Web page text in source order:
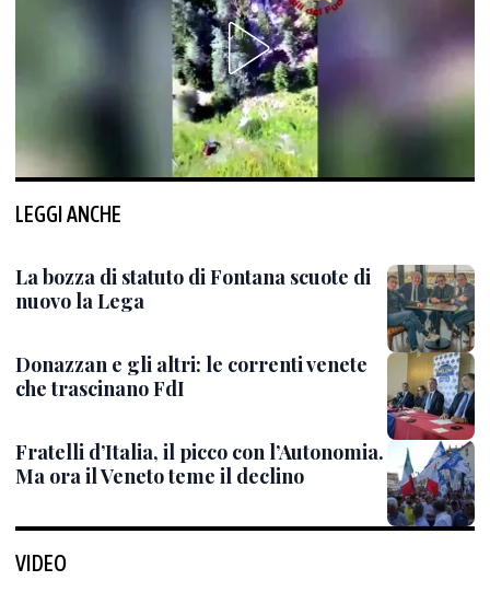
LEGGI ANCHE
La bozza di statuto di Fontana scuote di
nuovo la Lega
Donazzan e gli altri: le correnti venete
che trascinano FdI
Fratelli d’Italia, il picco con l’Autonomia.
Ma ora il Veneto teme il declino
VIDEO